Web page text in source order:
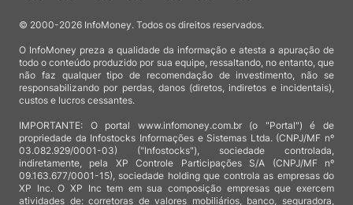
© 2000-2026 InfoMoney. Todos os direitos reservados.
O InfoMoney preza a qualidade da informação e atesta a apuração de
todo o conteúdo produzido por sua equipe, ressaltando, no entanto, que
não faz qualquer tipo de recomendação de investimento, não se
responsabilizando por perdas, danos (diretos, indiretos e incidentais),
custos e lucros cessantes.
IMPORTANTE: O portal www.infomoney.com.br (o "Portal") é de
propriedade da Infostocks Informações e Sistemas Ltda. (CNPJ/MF nº
03.082.929/0001-03) ("Infostocks"), sociedade controlada,
indiretamente, pela XP Controle Participações S/A (CNPJ/MF nº
09.163.677/0001-15), sociedade holding que controla as empresas do
XP Inc. O XP Inc tem em sua composição empresas que exercem
atividades de: corretoras de valores mobiliários, banco, seguradora,